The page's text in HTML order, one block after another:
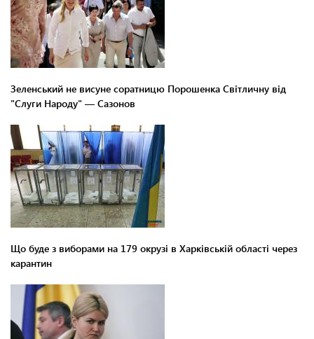
Зеленський не висуне соратницю Порошенка Світличну від
"Слуги Народу" — Сазонов
Що буде з виборами на 179 окрузі в Харківській області через
карантин